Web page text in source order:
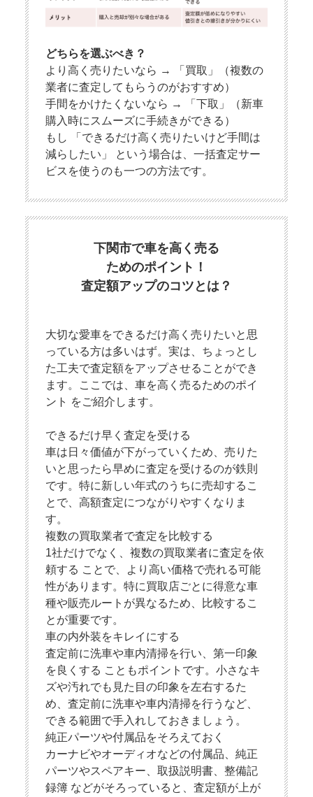
どちらを選ぶべき？
より高く売りたいなら → 「買取」（複数の
業者に査定してもらうのがおすすめ）
手間をかけたくないなら → 「下取」（新車
購入時にスムーズに手続きができる）
もし 「できるだけ高く売りたいけど手間は
減らしたい」 という場合は、一括査定サー
ビスを使うのも一つの方法です。
下関市で車を高く売る
ためのポイント！
査定額アップのコツとは？
大切な愛車をできるだけ高く売りたいと思
っている方は多いはず。実は、ちょっとし
た工夫で査定額をアップさせることができ
ます。ここでは、車を高く売るためのポイ
ント をご紹介します。
できるだけ早く査定を受ける
車は日々価値が下がっていくため、売りた
いと思ったら早めに査定を受けるのが鉄則
です。特に新しい年式のうちに売却するこ
とで、高額査定につながりやすくなりま
す。
複数の買取業者で査定を比較する
1社だけでなく、複数の買取業者に査定を依
頼する ことで、より高い価格で売れる可能
性があります。特に買取店ごとに得意な車
種や販売ルートが異なるため、比較するこ
とが重要です。
車の内外装をキレイにする
査定前に洗車や車内清掃を行い、第一印象
を良くする こともポイントです。小さなキ
ズや汚れでも見た目の印象を左右するた
め、査定前に洗車や車内清掃を行うなど、
できる範囲で手入れしておきましょう。
純正パーツや付属品をそろえておく
カーナビやオーディオなどの付属品、純正
パーツやスペアキー、取扱説明書、整備記
録簿 などがそろっていると、査定額が上が